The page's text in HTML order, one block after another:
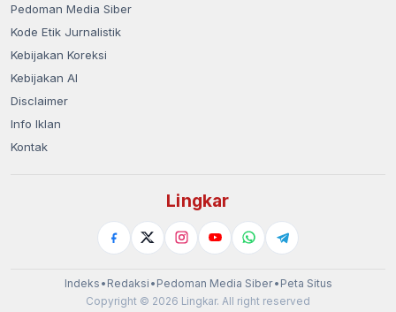
Pedoman Media Siber
Kode Etik Jurnalistik
Kebijakan Koreksi
Kebijakan AI
Disclaimer
Info Iklan
Kontak
Lingkar
Indeks • Redaksi • Pedoman Media Siber• Peta Situs
Copyright © 2026 Lingkar. All right reserved